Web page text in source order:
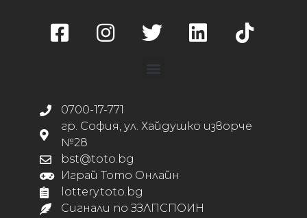
0700-17-771
гр. София, ул. Хайдушко изворче
№28
bst@toto.bg
Играй Тото Онлайн
lottery.toto.bg
Сигнали по ЗЗЛПСПОИН